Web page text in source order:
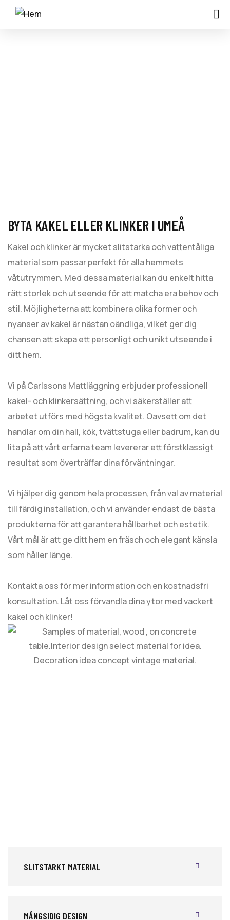
BYTA KAKEL ELLER KLINKER I UMEÅ
Kakel och klinker är mycket slitstarka och vattentåliga
material som passar perfekt för alla hemmets
våtutrymmen. Med dessa material kan du enkelt hitta
rätt storlek och utseende för att matcha era behov och
stil. Möjligheterna att kombinera olika former och
nyanser av kakel är nästan oändliga, vilket ger dig
chansen att skapa ett personligt och unikt utseende i
ditt hem.
Vi på Carlssons Mattläggning erbjuder professionell
kakel- och klinkersättning, och vi säkerställer att
arbetet utförs med högsta kvalitet. Oavsett om det
handlar om din hall, kök, tvättstuga eller badrum, kan du
lita på att vårt erfarna team levererar ett förstklassigt
resultat som överträffar dina förväntningar.
Vi hjälper dig genom hela processen, från val av material
till färdig installation, och vi använder endast de bästa
produkterna för att garantera hållbarhet och estetik.
Vårt mål är att ge ditt hem en fräsch och elegant känsla
som håller länge.
Kontakta oss för mer information och en kostnadsfri
konsultation. Låt oss förvandla dina ytor med vackert
kakel och klinker!
SLITSTARKT MATERIAL
MÅNGSIDIG DESIGN